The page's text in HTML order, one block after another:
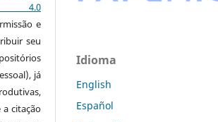
4.0
e
seu
já
citação
Idioma
English
Español